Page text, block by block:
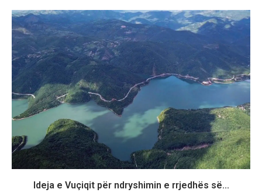
Ideja e Vuçiqit për ndryshimin e rrjedhës së...